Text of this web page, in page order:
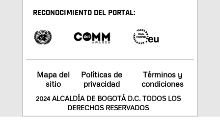
RECONOCIMIENTO DEL PORTAL:
Mapa del
sitio
Políticas de
privacidad
Términos y
condiciones
2024 ALCALDÍA DE BOGOTÁ D.C. TODOS LOS
DERECHOS RESERVADOS